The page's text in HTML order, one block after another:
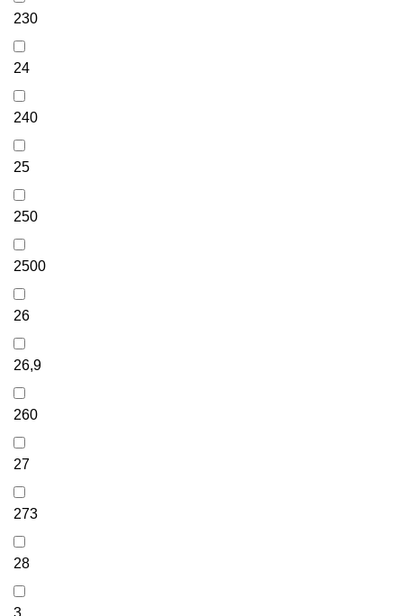
230
24
240
25
250
2500
26
26,9
260
27
273
28
3